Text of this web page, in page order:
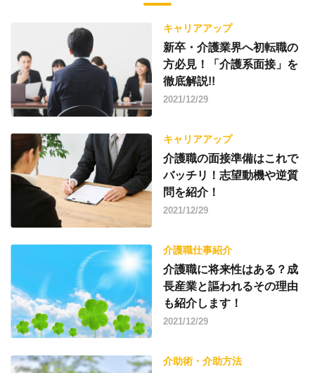
キャリアアップ
新卒・介護業界へ初転職の
方必見！「介護系面接」を
徹底解説!!
2021/12/29
キャリアアップ
介護職の面接準備はこれで
バッチリ！志望動機や逆質
問を紹介！
2021/12/29
介護職仕事紹介
介護職に将来性はある？成
長産業と謳われるその理由
も紹介します！
2021/12/29
介助術・介助方法